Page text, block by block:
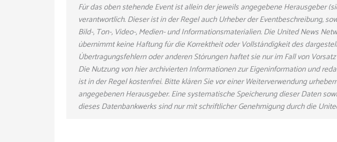
Für das oben stehende Event ist allein der jeweils angegebene Herausgeber
verantwortlich. Dieser ist in der Regel auch Urheber der Eventbeschreibung,
Bild-, Ton-, Video-, Medien- und Informationsmaterialien. Die United News
übernimmt keine Haftung für die Korrektheit oder Vollständigkeit des
Übertragungsfehlern oder anderen Störungen haftet sie nur im Fall von
Die Nutzung von hier archivierten Informationen zur Eigeninformation und
ist in der Regel kostenfrei. Bitte klären Sie vor einer Weiterverwendung
angegebenen Herausgeber. Eine systematische Speicherung dieser Daten
dieses Datenbankwerks sind nur mit schriftlicher Genehmigung durch die